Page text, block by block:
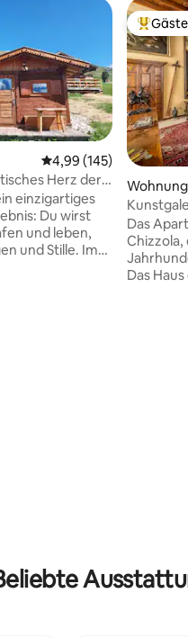
Durchschnittliche
4,99 (145)
Herz der
einzigartiges
Du wirst
und leben,
und Stille. Im
Wohnung
Das
Chizzola,
Das